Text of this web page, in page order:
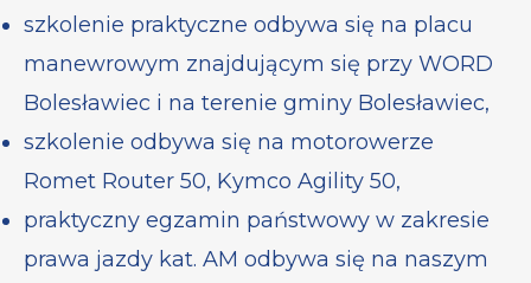
szkolenie praktyczne odbywa się na placu
manewrowym znajdującym się przy WORD
Bolesławiec i na terenie gminy Bolesławiec,
szkolenie odbywa się na motorowerze
Romet Router 50, Kymco Agility 50,
praktyczny egzamin państwowy w zakresie
prawa jazdy kat. AM odbywa się na naszym